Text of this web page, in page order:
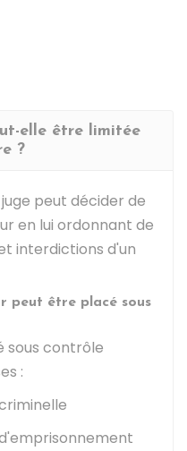
elle être limitée
?
peut décider de
en lui ordonnant de
interdictions d'un
peut être placé sous
sous contrôle
: